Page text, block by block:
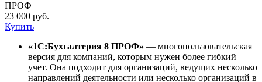
ПРОФ
23 000 руб.
Купить
«1С:Бухгалтерия 8 ПРОФ» — многопользовательская
версия для компаний, которым нужен более гибкий
учет. Она подходит для организаций, ведущих несколько
направлений деятельности или несколько организаций в